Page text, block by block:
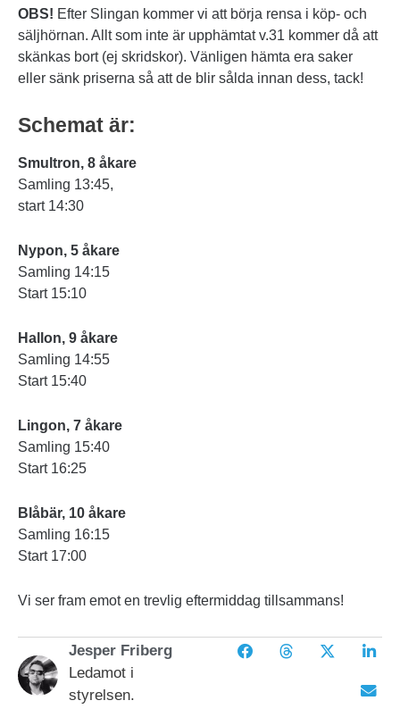
OBS! Efter Slingan kommer vi att börja rensa i köp- och
säljhörnan. Allt som inte är upphämtat v.31 kommer då att
skänkas bort (ej skridskor). Vänligen hämta era saker
eller sänk priserna så att de blir sålda innan dess, tack!
Schemat är:
Smultron, 8 åkare
Samling 13:45,
start 14:30
Nypon, 5 åkare
Samling 14:15
Start 15:10
Hallon, 9 åkare
Samling 14:55
Start 15:40
Lingon, 7 åkare
Samling 15:40
Start 16:25
Blåbär, 10 åkare
Samling 16:15
Start 17:00
Vi ser fram emot en trevlig eftermiddag tillsammans!
Jesper Friberg
Ledamot i
styrelsen.